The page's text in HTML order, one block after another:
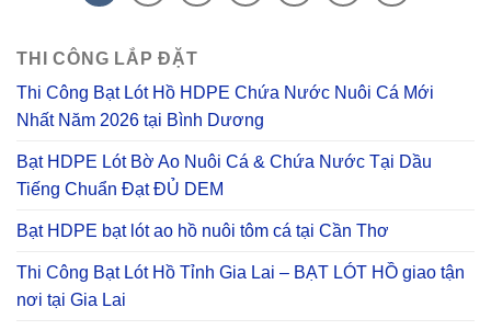
THI CÔNG LẮP ĐẶT
Thi Công Bạt Lót Hồ HDPE Chứa Nước Nuôi Cá Mới
Nhất Năm 2026 tại Bình Dương
Bạt HDPE Lót Bờ Ao Nuôi Cá & Chứa Nước Tại Dầu
Tiếng Chuẩn Đạt ĐỦ DEM
Bạt HDPE bạt lót ao hồ nuôi tôm cá tại Cần Thơ
Thi Công Bạt Lót Hồ Tỉnh Gia Lai – BẠT LÓT HỒ giao tận
nơi tại Gia Lai